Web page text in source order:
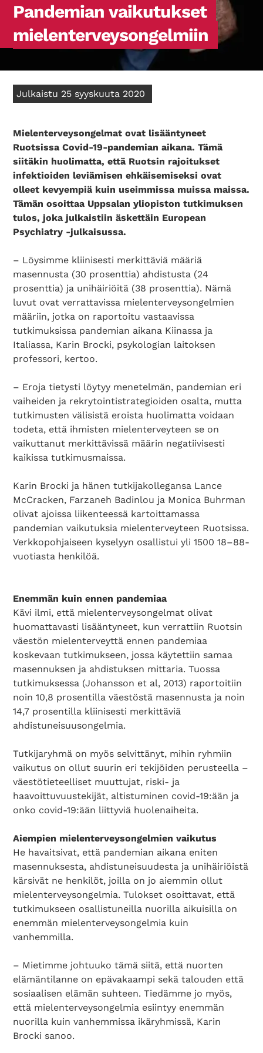
Pandemian vaikutukset
mielenterveysongelmiin
Julkaistu 25 syyskuuta 2020
Mielenterveysongelmat ovat lisääntyneet
Ruotsissa Covid-19-pandemian aikana. Tämä
siitäkin huolimatta, että Ruotsin rajoitukset
infektioiden leviämisen ehkäisemiseksi ovat
olleet kevyempiä kuin useimmissa muissa maissa.
Tämän osoittaa Uppsalan yliopiston tutkimuksen
tulos, joka julkaistiin äskettäin European
Psychiatry -julkaisussa.
– Löysimme kliinisesti merkittäviä määriä
masennusta (30 prosenttia) ahdistusta (24
prosenttia) ja unihäiriöitä (38 prosenttia). Nämä
luvut ovat verrattavissa mielenterveysongelmien
määriin, jotka on raportoitu vastaavissa
tutkimuksissa pandemian aikana Kiinassa ja
Italiassa, Karin Brocki, psykologian laitoksen
professori, kertoo.
– Eroja tietysti löytyy menetelmän, pandemian eri
vaiheiden ja rekrytointistrategioiden osalta, mutta
tutkimusten välisistä eroista huolimatta voidaan
todeta, että ihmisten mielenterveyteen se on
vaikuttanut merkittävissä määrin negatiivisesti
kaikissa tutkimusmaissa.
Karin Brocki ja hänen tutkijakollegansa Lance
McCracken, Farzaneh Badinlou ja Monica Buhrman
olivat ajoissa liikenteessä kartoittamassa
pandemian vaikutuksia mielenterveyteen Ruotsissa.
Verkkopohjaiseen kyselyyn osallistui yli 1500 18–88-
vuotiasta henkilöä.
Enemmän kuin ennen pandemiaa
Kävi ilmi, että mielenterveysongelmat olivat
huomattavasti lisääntyneet, kun verrattiin Ruotsin
väestön mielenterveyttä ennen pandemiaa
koskevaan tutkimukseen, jossa käytettiin samaa
masennuksen ja ahdistuksen mittaria. Tuossa
tutkimuksessa (Johansson et al, 2013) raportoitiin
noin 10,8 prosentilla väestöstä masennusta ja noin
14,7 prosentilla kliinisesti merkittäviä
ahdistuneisuusongelmia.
Tutkijaryhmä on myös selvittänyt, mihin ryhmiin
vaikutus on ollut suurin eri tekijöiden perusteella –
väestötieteelliset muuttujat, riski- ja
haavoittuvuustekijät, altistuminen covid-19:ään ja
onko covid-19:ään liittyviä huolenaiheita.
Aiempien mielenterveysongelmien vaikutus
He havaitsivat, että pandemian aikana eniten
masennuksesta, ahdistuneisuudesta ja unihäiriöistä
kärsivät ne henkilöt, joilla on jo aiemmin ollut
mielenterveysongelmia. Tulokset osoittavat, että
tutkimukseen osallistuneilla nuorilla aikuisilla on
enemmän mielenterveysongelmia kuin
vanhemmilla.
– Mietimme johtuuko tämä siitä, että nuorten
elämäntilanne on epävakaampi sekä talouden että
sosiaalisen elämän suhteen. Tiedämme jo myös,
että mielenterveysongelmia esiintyy enemmän
nuorilla kuin vanhemmissa ikäryhmissä, Karin
Brocki sanoo.